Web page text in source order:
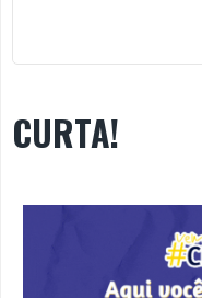
CURTA!